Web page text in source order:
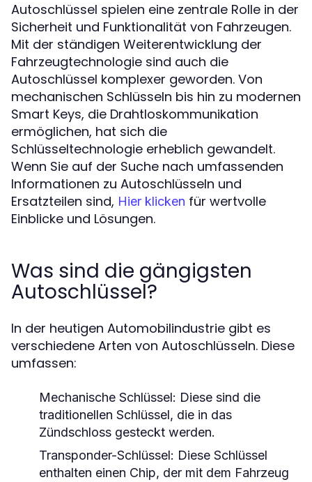
Autoschlüssel spielen eine zentrale Rolle in der
Sicherheit und Funktionalität von Fahrzeugen.
Mit der ständigen Weiterentwicklung der
Fahrzeugtechnologie sind auch die
Autoschlüssel komplexer geworden. Von
mechanischen Schlüsseln bis hin zu modernen
Smart Keys, die Drahtloskommunikation
ermöglichen, hat sich die
Schlüsseltechnologie erheblich gewandelt.
Wenn Sie auf der Suche nach umfassenden
Informationen zu Autoschlüsseln und
Ersatzteilen sind, Hier klicken für wertvolle
Einblicke und Lösungen.
Was sind die gängigsten
Autoschlüssel?
In der heutigen Automobilindustrie gibt es
verschiedene Arten von Autoschlüsseln. Diese
umfassen:
Mechanische Schlüssel: Diese sind die
traditionellen Schlüssel, die in das
Zündschloss gesteckt werden.
Transponder-Schlüssel: Diese Schlüssel
enthalten einen Chip, der mit dem Fahrzeug